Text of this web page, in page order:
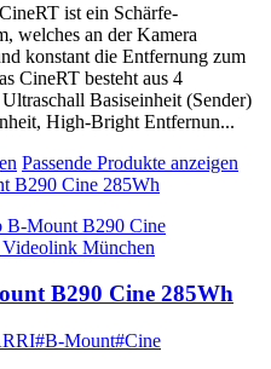
ist ein Schärfe-
welches an der Kamera
konstant die Entfernung zum
CineRT besteht aus 4
Basiseinheit (Sender)
High-Bright Entfernun...
Passende Produkte anzeigen
B290 Cine 285Wh
B290 Cine 285Wh
#B-Mount#Cine